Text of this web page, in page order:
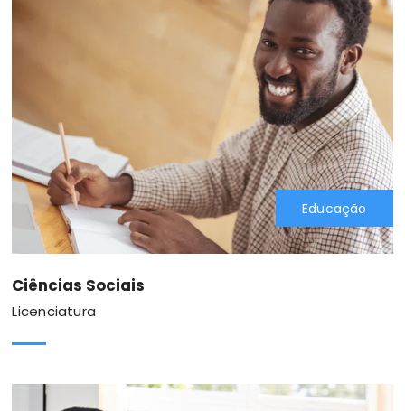
Educação
Ciências Sociais
Licenciatura